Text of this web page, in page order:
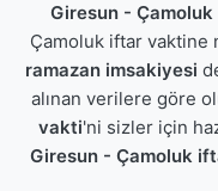
Giresun -
Çamoluk iftar vaktine
ramazan imsakiyesi
alınan verilere göre
vakti'ni sizler için
Giresun - Çamoluk